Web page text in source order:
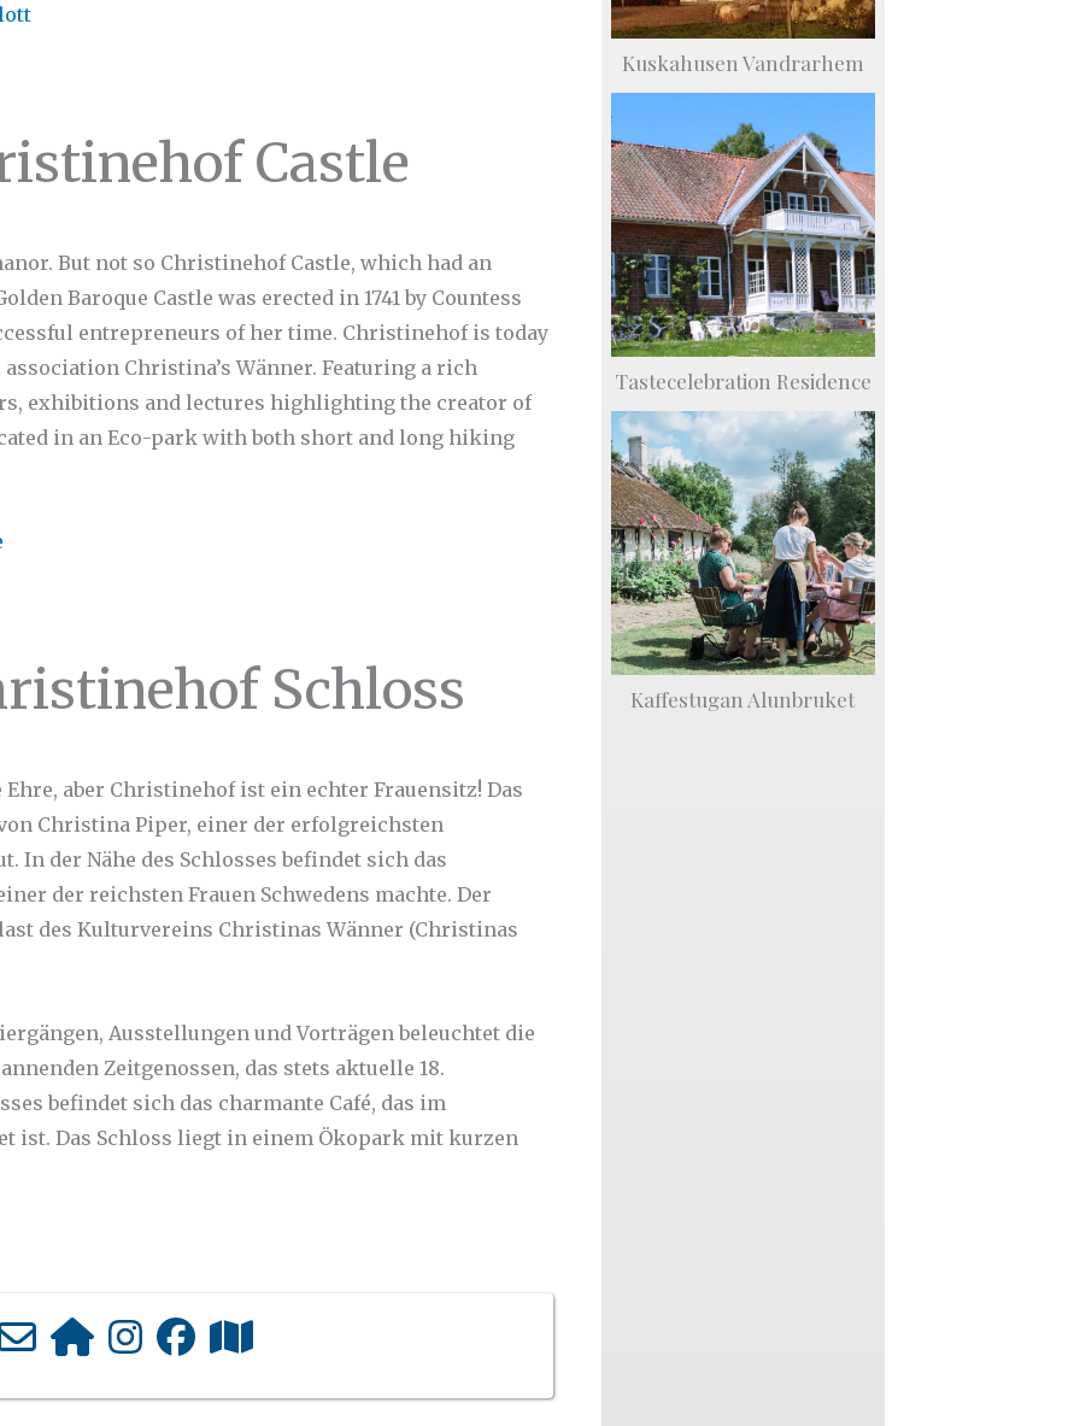
Castle
But not so Christinehof Castle, which had an
Baroque Castle was erected in 1741 by Countess
entrepreneurs of her time. Christinehof is today
Christina’s Wänner. Featuring a rich
exhibitions and lectures highlighting the creator of
in an Eco-park with both short and long hiking
Schloss
aber Christinehof ist ein echter Frauensitz! Das
Christina Piper, einer der erfolgreichsten
In der Nähe des Schlosses befindet sich das
der reichsten Frauen Schwedens machte. Der
des Kulturvereins Christinas Wänner (Christinas
Ausstellungen und Vorträgen beleuchtet die
Zeitgenossen, das stets aktuelle 18.
befindet sich das charmante Café, das im
ist. Das Schloss liegt in einem Ökopark mit kurzen
Kuskahusen Vandrarhem
Tastecelebration Residence
Kaffestugan Alunbruket